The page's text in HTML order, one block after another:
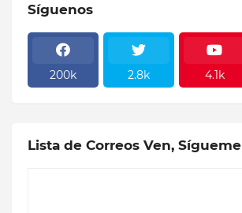
Síguenos
200k 2.8k 4.1k
Lista de Correos Ven, Sígueme